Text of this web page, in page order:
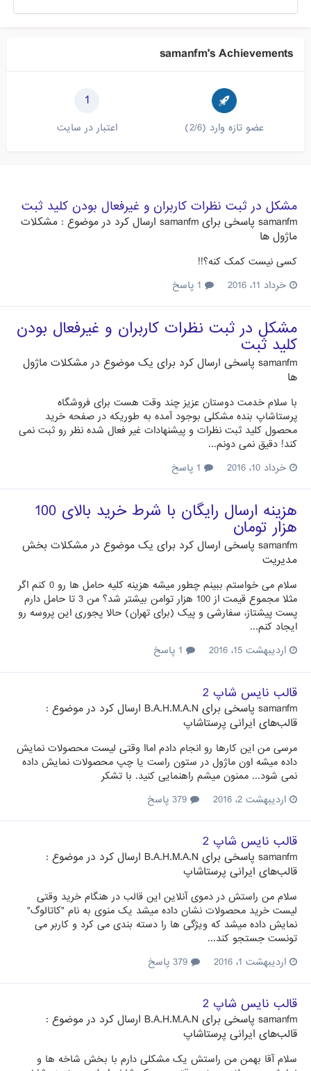
samanfm's Achievements
عضو تازه وارد (2/6)
1
اعتبار در سایت
مشکل در ثبت نظرات کاربران و غیرفعال بودن کلید ثبت
samanfm پاسخی برای samanfm ارسال کرد در موضوع : مشکلات
ماژول ها
کسی نیست کمک کنه؟!!
خرداد 11، 2016
مشکل در ثبت نظرات کاربران و غیرفعال بودن
کلید ثبت
samanfm پاسخی ارسال کرد برای یک موضوع در مشکلات ماژول
ها
با سلام خدمت دوستان عزیز چند وقت هست برای فروشگاه
پرستاشاپ بنده مشکلی بوجود آمده به طوریکه در صفحه خرید
محصول کلید ثبت نظرات و پیشنهادات غیر فعال شده نظر رو ثبت نمی
کند! دقیق نمی دونم...
خرداد 10، 2016
هزینه ارسال رایگان با شرط خرید بالای 100
هزار تومان
samanfm پاسخی ارسال کرد برای یک موضوع در مشکلات بخش
مدیریت
سلام می خواستم ببینم چطور میشه هزینه کلیه حامل ها رو 0 کنم اگر
مثلا مجموع قیمت از 100 هزار توامن بیشتر شد؟ من 3 تا حامل دارم
پست پیشتاز، سفارشی و پیک (برای تهران) حالا پجوری این پروسه رو
ایجاد کنم...
اردیبهشت 15، 2016
قالب نایس شاپ 2
samanfm پاسخی برای B.A.H.M.A.N ارسال کرد در موضوع :
قالب‌های ایرانی پرستاشاپ
مرسی من این کارها رو انجام دادم اماا وقتی لیست محصولات نمایش
داده میشه اون ماژول در ستون راست یا چپ محصولات نمایش داده
نمی شود... ممنون میشم راهنمایی کنید. با تشکر
اردیبهشت 2، 2016
قالب نایس شاپ 2
samanfm پاسخی برای B.A.H.M.A.N ارسال کرد در موضوع :
قالب‌های ایرانی پرستاشاپ
سلام من راستش در دموی آنلاین این قالب در هنگام خرید وقتی
لیست خرید محصولات نشان داده میشد یک منوی به نام "کاتالوگ"
نمایش داده میشد که ویژگی ها را دسته بندی می کرد و کاربر می
تونست جستجو کند...
اردیبهشت 1، 2016
قالب نایس شاپ 2
samanfm پاسخی برای B.A.H.M.A.N ارسال کرد در موضوع :
قالب‌های ایرانی پرستاشاپ
سلام آقا بهمن من راستش یک مشکلی دارم با بخش شاخه ها و